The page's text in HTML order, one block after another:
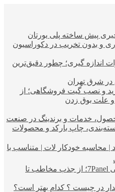
پیش ساخته پلی یورتان
و بدون تخریب در دکوراسیون
اندازه گیری؛ چطور دقیق‌ترین
در شرق تهران
و نصب گیت فروشگاهی؛ از
علت بوق زدن
خدمات و برندینگ در صنعت
چاپ بارکد و محصولات
محاسبه خودکار لات | متناسب با
خدمات شبکه‌های اجتماعی 7Panel؛ از جذب مخاطب تا
در چیست ؟ کدام بهتر است؟